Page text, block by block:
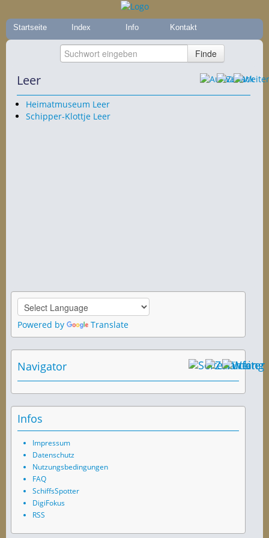
Startseite Index Info Kontakt
Leer
Heimatmuseum Leer
Schipper-Klottje Leer
Powered by Translate
Navigator
Infos
Impressum
Datenschutz
Nutzungsbedingungen
FAQ
SchiffsSpotter
DigiFokus
RSS